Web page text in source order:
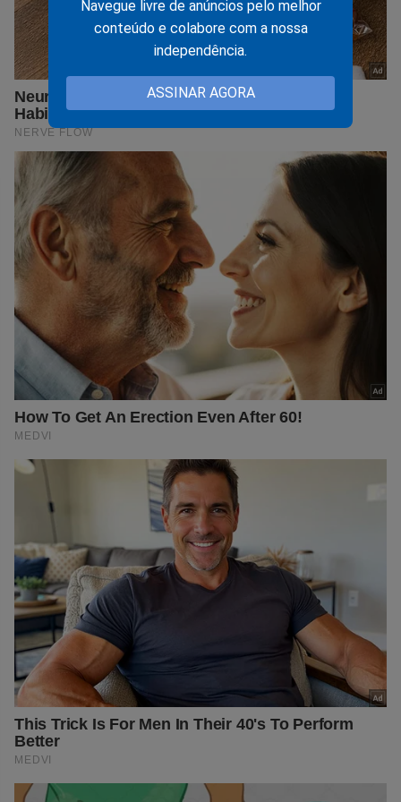
Navegue livre de anúncios pelo melhor
conteúdo e colabore com a nossa
independência.
ASSINAR AGORA